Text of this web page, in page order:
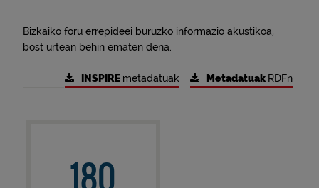
Bizkaiko foru errepideei buruzko informazio akustikoa,
bost urtean behin ematen dena.
INSPIRE metadatuak Metadatuak RDFn